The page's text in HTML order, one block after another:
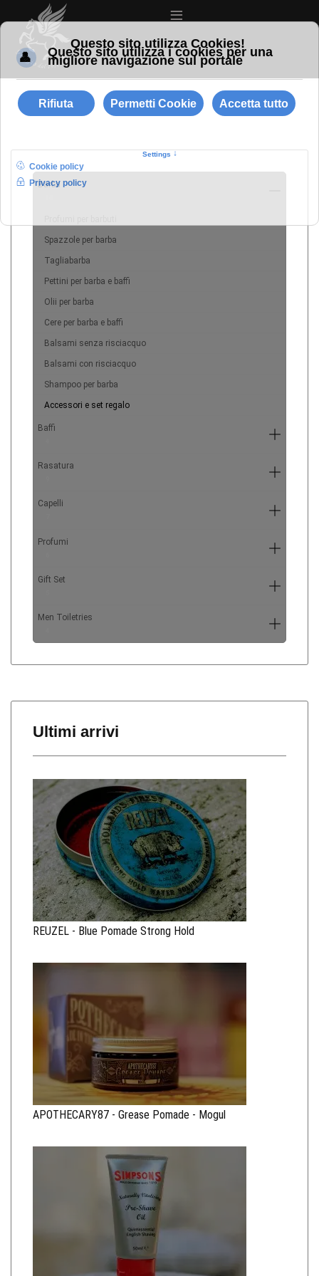
≡
Barba
Spazzole per barba
Tagliabarba
Pettini per barba e baffi
Olii per barba
Cere per barba e baffi
Balsami senza risciacquo
Balsami con risciacquo
Shampoo per barba
Accessori e set regalo
Baffi
Rasatura
Capelli
Profumi
Gift Set
Men Toiletries
Ultimi arrivi
REUZEL - Blue Pomade Strong Hold
APOTHECARY87 - Grease Pomade - Mogul